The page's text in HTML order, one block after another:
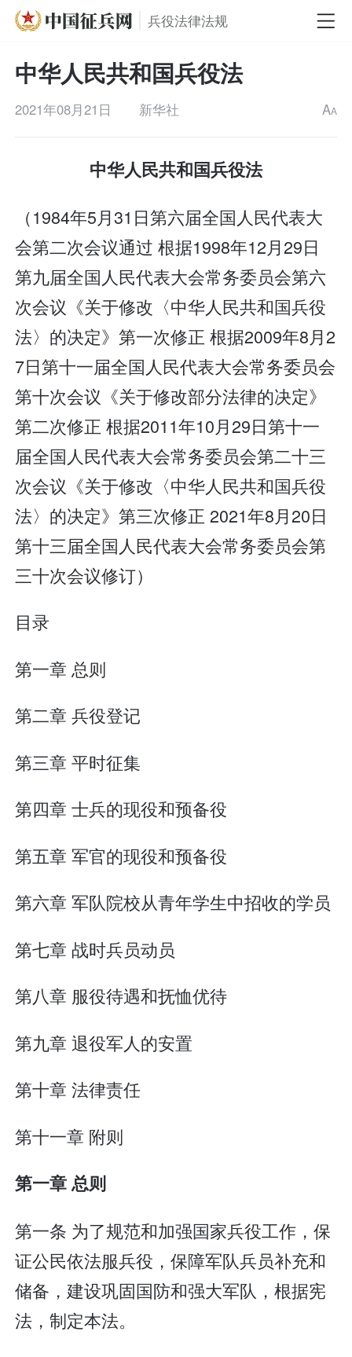
兵役法律法规
中华人民共和国兵役法
2021年08月21日 新华社 AA
中华人民共和国兵役法
（1984年5月31日第六届全国人民代表大
会第二次会议通过 根据1998年12月29日
第九届全国人民代表大会常务委员会第六
次会议《关于修改〈中华人民共和国兵役
法〉的决定》第一次修正 根据2009年8月2
7日第十一届全国人民代表大会常务委员会
第十次会议《关于修改部分法律的决定》
第二次修正 根据2011年10月29日第十一
届全国人民代表大会常务委员会第二十三
次会议《关于修改〈中华人民共和国兵役
法〉的决定》第三次修正 2021年8月20日
第十三届全国人民代表大会常务委员会第
三十次会议修订）
目录
第一章 总则
第二章 兵役登记
第三章 平时征集
第四章 士兵的现役和预备役
第五章 军官的现役和预备役
第六章 军队院校从青年学生中招收的学员
第七章 战时兵员动员
第八章 服役待遇和抚恤优待
第九章 退役军人的安置
第十章 法律责任
第十一章 附则
第一章 总则
第一条 为了规范和加强国家兵役工作，保
证公民依法服兵役，保障军队兵员补充和
储备，建设巩固国防和强大军队，根据宪
法，制定本法。